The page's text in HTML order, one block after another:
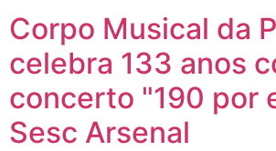
Corpo Musical da
celebra 133 anos
concerto "190 por
Sesc Arsenal